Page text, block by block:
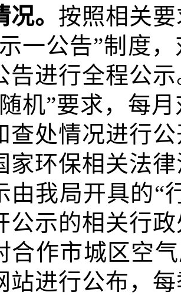
。 按照相关
一公告”制度
告进行全程公
机”要求，每
查处情况进行
家环保相关法
由我局开具的“
公示的相关行
合作市城区空
站进行公布，